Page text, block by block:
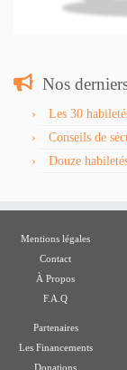
Nos
Les 30
Conseils de
Douze
Mentions légales
Contact
À Propos
F.A.Q
Partenaires
Les Financements
Donations